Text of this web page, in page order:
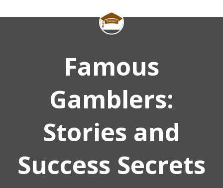
Famous
Gamblers:
Stories and
Success Secrets